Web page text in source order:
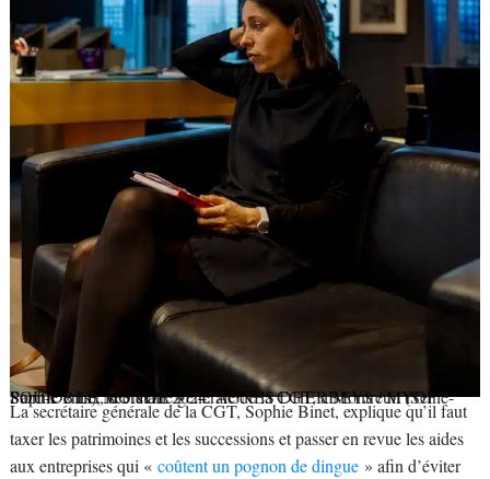
Sophie Binet, secrétaire générale de la CGT, à Montreuil (Seine-Saint-Denis), le 3 avril 2024.
AGNÈS DHERBEYS / MYOP POUR « LE MONDE »
La secrétaire générale de la CGT, Sophie Binet, explique qu’il faut
taxer les patrimoines et les successions et passer en revue les aides
aux entreprises qui « coûtent un pognon de dingue» afin d’éviter